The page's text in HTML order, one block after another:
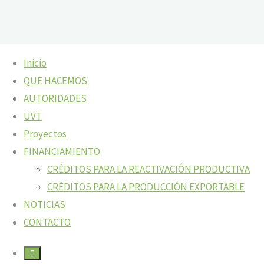
content
Inicio
QUE HACEMOS
AUTORIDADES
UVT
Proyectos
FINANCIAMIENTO
CRÉDITOS PARA LA REACTIVACIÓN PRODUCTIVA
CRÉDITOS PARA LA PRODUCCIÓN EXPORTABLE
NOTICIAS
CONTACTO
FINANCIAMIENTO
HomeFINANCIAMIENTO
Créditos para la